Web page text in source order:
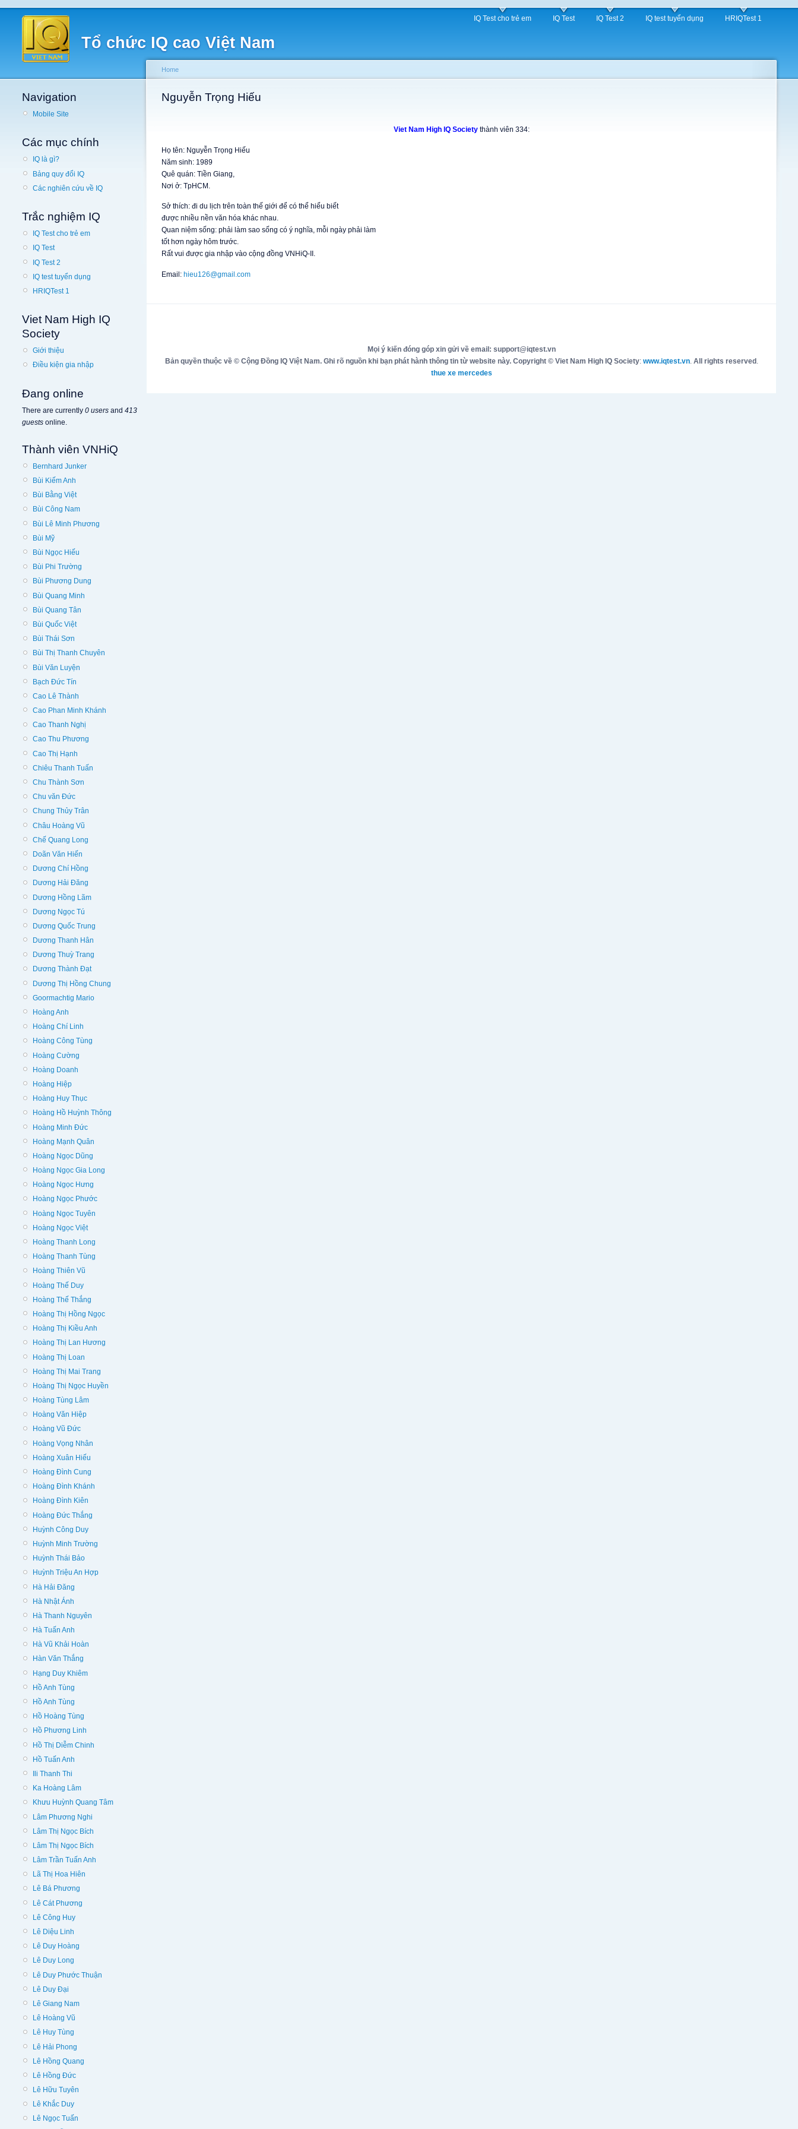
Tổ chức IQ cao Việt Nam
IQ Test cho trẻ em IQ Test IQ Test 2 IQ test tuyển dụng HRIQTest 1
Navigation
Mobile Site
Các mục chính
IQ là gì?
Bảng quy đổi IQ
Các nghiên cứu về IQ
Trắc nghiệm IQ
IQ Test cho trẻ em
IQ Test
IQ Test 2
IQ test tuyển dụng
HRIQTest 1
Viet Nam High IQ
Society
Giới thiệu
Điều kiện gia nhập
Đang online
There are currently 0 users and 413
guests online.
Thành viên VNHiQ
Bernhard Junker
Bùi Kiếm Anh
Bùi Bằng Việt
Bùi Công Nam
Bùi Lê Minh Phương
Bùi Mỹ
Bùi Ngọc Hiếu
Bùi Phi Trường
Bùi Phương Dung
Bùi Quang Minh
Bùi Quang Tân
Bùi Quốc Việt
Bùi Thái Sơn
Bùi Thị Thanh Chuyên
Bùi Văn Luyện
Bạch Đức Tín
Cao Lê Thành
Cao Phan Minh Khánh
Cao Thanh Nghị
Cao Thu Phương
Cao Thị Hạnh
Chiêu Thanh Tuấn
Chu Thành Sơn
Chu văn Đức
Chung Thủy Trân
Châu Hoàng Vũ
Chế Quang Long
Doãn Văn Hiến
Dương Chí Hồng
Dương Hải Đăng
Dương Hồng Lãm
Dương Ngọc Tú
Dương Quốc Trung
Dương Thanh Hân
Dương Thuỳ Trang
Dương Thành Đạt
Dương Thị Hồng Chung
Goormachtig Mario
Hoàng Anh
Hoàng Chí Linh
Hoàng Công Tùng
Hoàng Cường
Hoàng Doanh
Hoàng Hiệp
Hoàng Huy Thục
Hoàng Hồ Huỳnh Thông
Hoàng Minh Đức
Hoàng Mạnh Quân
Hoàng Ngọc Dũng
Hoàng Ngọc Gia Long
Hoàng Ngọc Hưng
Hoàng Ngọc Phước
Hoàng Ngọc Tuyên
Hoàng Ngọc Việt
Hoàng Thanh Long
Hoàng Thanh Tùng
Hoàng Thiên Vũ
Hoàng Thế Duy
Hoàng Thế Thắng
Hoàng Thị Hồng Ngọc
Hoàng Thị Kiều Anh
Hoàng Thị Lan Hương
Hoàng Thị Loan
Hoàng Thị Mai Trang
Hoàng Thị Ngọc Huyền
Hoàng Tùng Lâm
Hoàng Văn Hiệp
Hoàng Vũ Đức
Hoàng Vọng Nhân
Hoàng Xuân Hiếu
Hoàng Đình Cung
Hoàng Đình Khánh
Hoàng Đình Kiên
Hoàng Đức Thắng
Huỳnh Công Duy
Huỳnh Minh Trường
Huỳnh Thái Bảo
Huỳnh Triệu An Hợp
Hà Hải Đăng
Hà Nhật Ánh
Hà Thanh Nguyên
Hà Tuấn Anh
Hà Vũ Khải Hoàn
Hàn Văn Thắng
Hạng Duy Khiêm
Hồ Anh Tùng
Hồ Anh Tùng
Hồ Hoàng Tùng
Hồ Phương Linh
Hồ Thị Diễm Chinh
Hồ Tuấn Anh
Ili Thanh Thi
Ka Hoàng Lâm
Khưu Huỳnh Quang Tâm
Lâm Phương Nghi
Lâm Thị Ngọc Bích
Lâm Thị Ngọc Bích
Lâm Trần Tuấn Anh
Lã Thị Hoa Hiên
Lê Bá Phương
Lê Cát Phương
Lê Công Huy
Lê Diệu Linh
Lê Duy Hoàng
Lê Duy Long
Lê Duy Phước Thuận
Lê Duy Đại
Lê Giang Nam
Lê Hoàng Vũ
Lê Huy Tùng
Lê Hải Phong
Lê Hồng Quang
Lê Hồng Đức
Lê Hữu Tuyên
Lê Khắc Duy
Lê Ngọc Tuấn
Home
Nguyễn Trọng Hiếu
Viet Nam High IQ Societythành viên 334:
Họ tên: Nguyễn Trọng Hiếu
Năm sinh: 1989
Quê quán: Tiền Giang,
Nơi ở: TpHCM.
Sở thích: đi du lịch trên toàn thế giới để có thể hiểu biết
được nhiều nền văn hóa khác nhau.
Quan niệm sống: phải làm sao sống có ý nghĩa, mỗi ngày phải làm
tốt hơn ngày hôm trước.
Rất vui được gia nhập vào cộng đồng VNHiQ-II.
Email: hieu126@gmail.com
Mọi ý kiến đóng góp xin gửi về email: support@iqtest.vn
Bản quyền thuộc về © Cộng Đồng IQ Việt Nam. Ghi rõ nguồn khi bạn phát hành thông tin từ website này. Copyright © Viet Nam High IQ Society: www.iqtest.vn. All rights reserved .
thue xe mercedes